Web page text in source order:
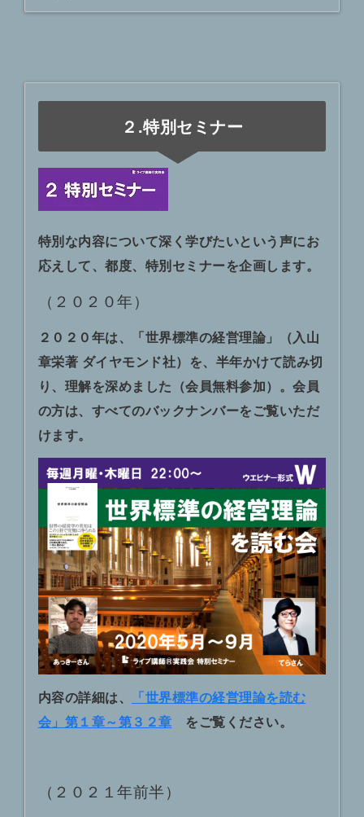
２.特別セミナー
特別な内容について深く学びたいという声にお
応えして、都度、特別セミナーを企画します。
（２０２０年）
２０２０年は、「世界標準の経営理論」（入山
章栄著 ダイヤモンド社）を、半年かけて読み切
り、理解を深めました（会員無料参加）。会員
の方は、すべてのバックナンバーをご覧いただ
けます。
内容の詳細は、
「世界標準の経営理論を読む
会」第１章～第３２章 をご覧ください。
（２０２１年前半）